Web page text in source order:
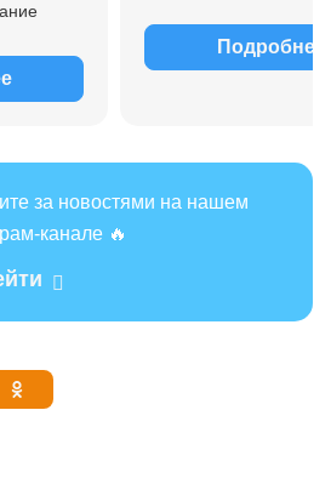
Подробнее
за новостями на нашем
канале 🔥